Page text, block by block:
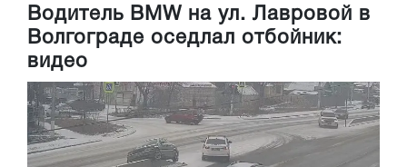
Водитель BMW на ул. Лавровой в
Волгограде оседлал отбойник:
видео